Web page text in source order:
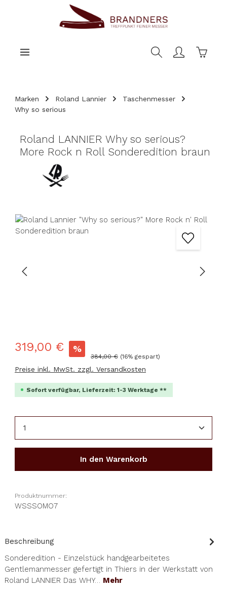
Marken Roland Lannier
Taschenmesser
Why so serious
Roland LANNIER Why so serious?
More Rock n Roll Sonderedition braun
Bildergalerie überspringen
319,00 € %
Regulärer Preis:
384,00 € (16% gespart)
Preise inkl. MwSt. zzgl. Versandkosten
Sofort verfügbar, Lieferzeit: 1-3 Werktage **
In den Warenkorb
Produktnummer:
WSSSOMO7
Beschreibung
Sonderedition - Einzelstück handgearbeitetes
Gentlemanmesser gefertigt in Thiers in der Werkstatt von
Roland LANNIER Das WHY… Mehr